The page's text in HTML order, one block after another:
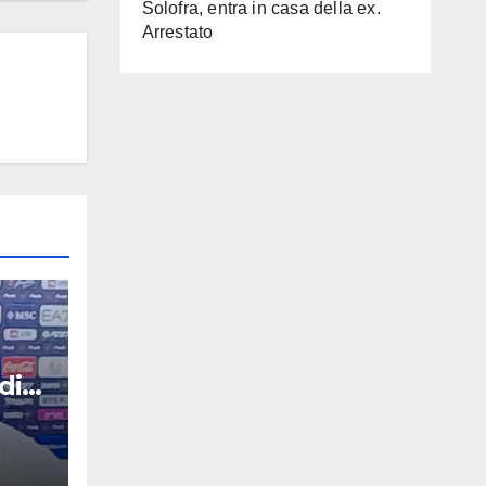
Solofra, entra in casa della ex.
Arrestato